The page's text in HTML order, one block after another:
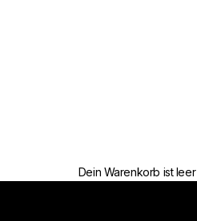
Dein Warenkorb ist leer